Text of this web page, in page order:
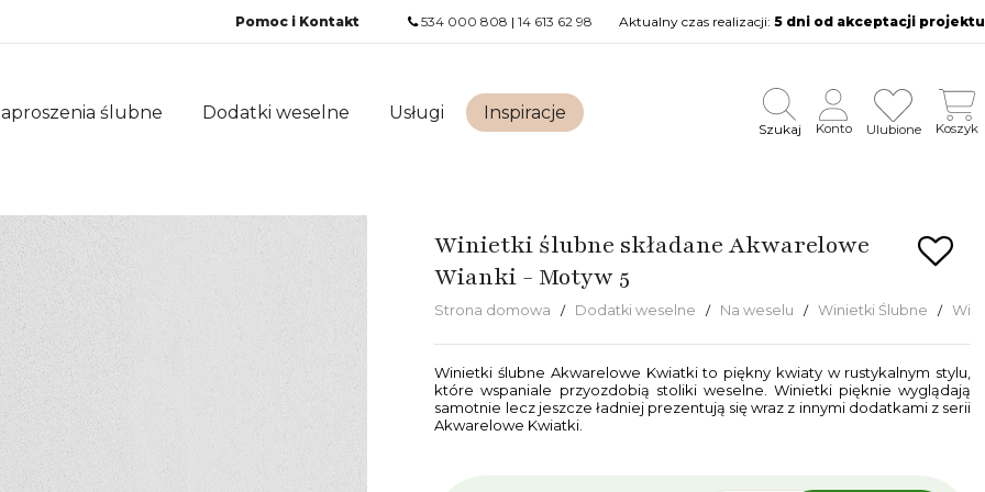
Pomoc i Kontakt 534 000 808 | 14 613 62 98 Aktualny czas realizacji: 5 dni od akceptacji projektu
ślubne Dodatki weselne Usługi Inspiracje
Szukaj Konto Ulubione Koszyk
Winietki ślubne składane Akwarelowe
Wianki - Motyw 5
Strona domowa Dodatki weselne Na weselu Winietki Ślubne
Winietki ślubne Akwarelowe Kwiatki to piękny kwiaty w rustykalnym stylu,
które wspaniale przyozdobią stoliki weselne. Winietki pięknie wyglądają
samotnie lecz jeszcze ładniej prezentują się wraz z innymi dodatkami z serii
Akwarelowe Kwiatki.